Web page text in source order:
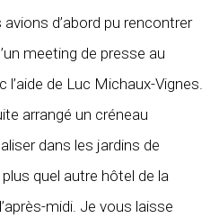
d’abord pu rencontrer
meeting de presse au
de Luc Michaux-Vignes.
arrangé un créneau
dans les jardins de
quel autre hôtel de la
midi. Je vous laisse